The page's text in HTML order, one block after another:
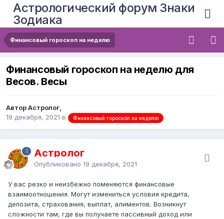
Астрологический форум Знаки
Зодиака
Финансовый гороскоп на неделю
Финансовый гороскоп на неделю для
Весов. Весы
Автор Астролог,
19 декабря, 2021 в Финансовый гороскоп на неделю
Астролог
Опубликовано 19 декабря, 2021
У вас резко и неизбежно поменяются финансовые
взаимоотношения. Могут измениться условия кредита,
депозита, страхования, выплат, алиментов. Возникнут
сложности там, где вы получаете пассивный доход или